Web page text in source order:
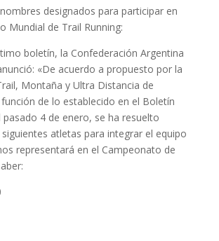
designados para participar en
Mundial de Trail Running:
boletín, la Confederación Argentina
«De acuerdo a propuesto por la
Montaña y Ultra Distancia de
de lo establecido en el Boletín
pasado 4 de enero, se ha resuelto
atletas para integrar el equipo
representará en el Campeonato de